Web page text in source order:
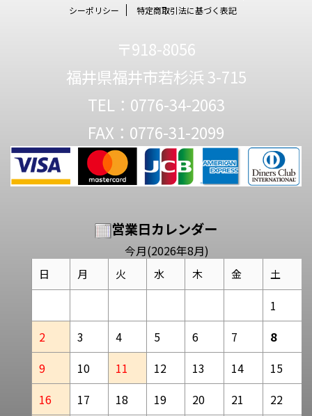
シーポリシー
特定商取引法に基づく表記
〒918-8056
福井県福井市若杉浜 3-715
TEL：0776-34-2063
FAX：0776-31-2099
営業日カレンダー
今月(2026年8月)
日 月 火 水 木 金 土
1
2
3 4 5 6 7
8
9
10 11 12 13 14
15
16
17 18 19 20 21
22